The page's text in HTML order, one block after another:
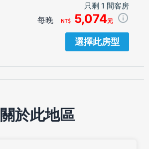
只剩 1 間客房
每晚 5,074元
選擇此房型
關於此地區